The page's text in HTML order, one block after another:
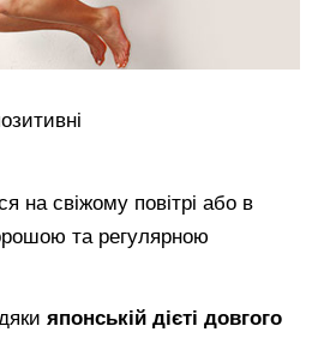
на свіжому повітрі або в
та регулярною
японській дієті довгого